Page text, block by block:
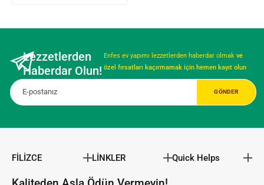
Lezzetlerden
Haberdar Olun!
Enfes ev yapımı lezzetlerden haberdar olmak ve
özel fırsatları kaçırmamak için hemen kayıt olun
FİLİZCE LİNKLER Quick Helps